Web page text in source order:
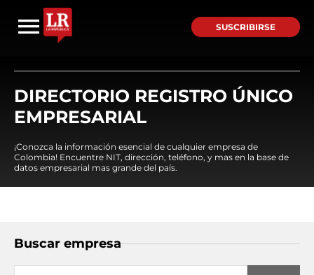
SUSCRIBIRSE
DIRECTORIO REGISTRO ÚNICO
EMPRESARIAL
¡Conozca la información esencial de cualquier empresa de
Colombia! Encuentre NIT, dirección, teléfono, y mas en la base de
datos empresarial mas grande del país.
Buscar empresa